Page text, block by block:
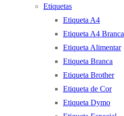
Etiquetas
Etiqueta A4
Etiqueta A4 Branca
Etiqueta Alimentar
Etiqueta Branca
Etiqueta Brother
Etiqueta de Cor
Etiqueta Dymo